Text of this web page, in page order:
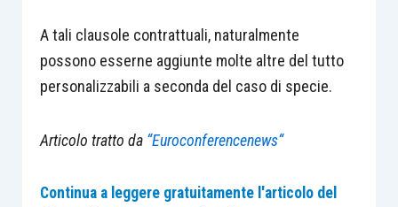
A tali clausole contrattuali, naturalmente
possono esserne aggiunte molte altre del tutto
personalizzabili a seconda del caso di specie.
Articolo tratto da “Euroconferencenews“
Continua a leggere gratuitamente l'articolo del